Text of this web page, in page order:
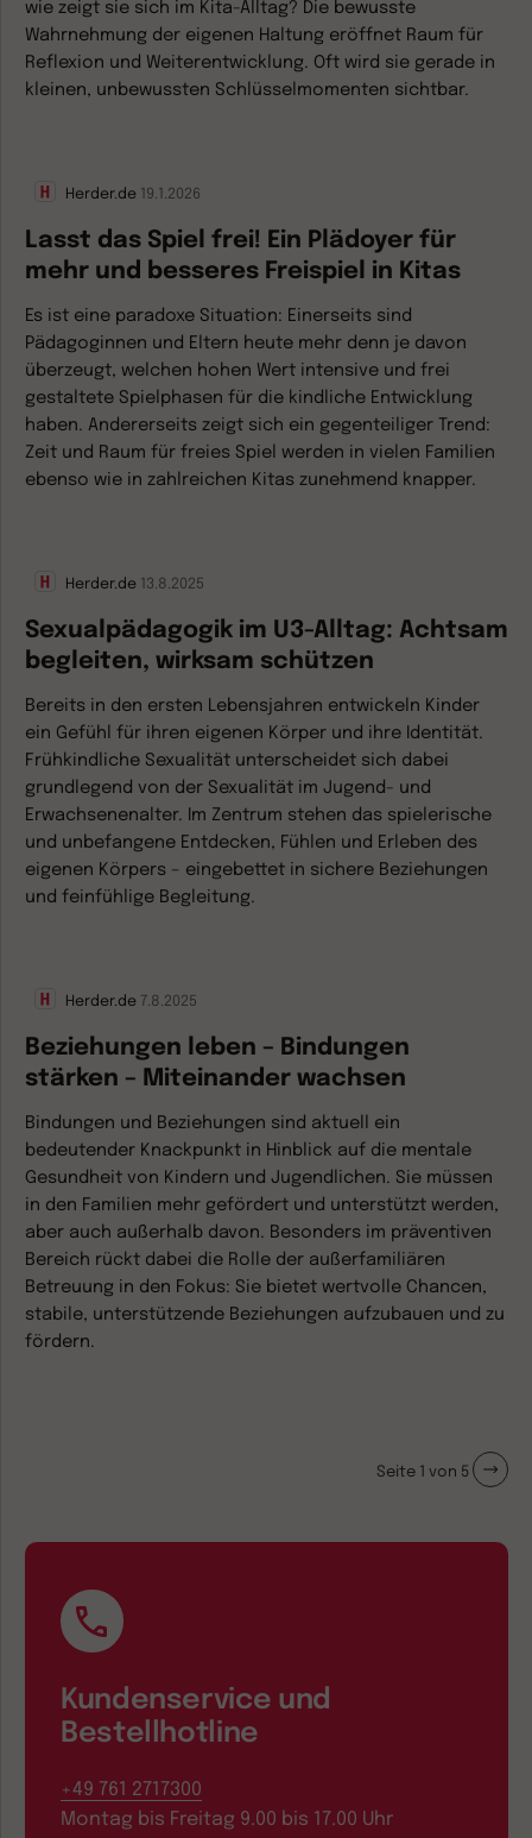
wie zeigt sie sich im Kita-Alltag? Die bewusste
Wahrnehmung der eigenen Haltung eröffnet Raum für
Reflexion und Weiterentwicklung. Oft wird sie gerade in
kleinen, unbewussten Schlüsselmomenten sichtbar.
Herder.de 19.1.2026
Lasst das Spiel frei! Ein Plädoyer für
mehr und besseres Freispiel in Kitas
Es ist eine paradoxe Situation: Einerseits sind
Pädagoginnen und Eltern heute mehr denn je davon
überzeugt, welchen hohen Wert intensive und frei
gestaltete Spielphasen für die kindliche Entwicklung
haben. Andererseits zeigt sich ein gegenteiliger Trend:
Zeit und Raum für freies Spiel werden in vielen Familien
ebenso wie in zahlreichen Kitas zunehmend knapper.
Herder.de 13.8.2025
Sexualpädagogik im U3-Alltag: Achtsam
begleiten, wirksam schützen
Bereits in den ersten Lebensjahren entwickeln Kinder
ein Gefühl für ihren eigenen Körper und ihre Identität.
Frühkindliche Sexualität unterscheidet sich dabei
grundlegend von der Sexualität im Jugend- und
Erwachsenenalter. Im Zentrum stehen das spielerische
und unbefangene Entdecken, Fühlen und Erleben des
eigenen Körpers – eingebettet in sichere Beziehungen
und feinfühlige Begleitung.
Herder.de 7.8.2025
Beziehungen leben – Bindungen
stärken – Miteinander wachsen
Bindungen und Beziehungen sind aktuell ein
bedeutender Knackpunkt in Hinblick auf die mentale
Gesundheit von Kindern und Jugendlichen. Sie müssen
in den Familien mehr gefördert und unterstützt werden,
aber auch außerhalb davon. Besonders im präventiven
Bereich rückt dabei die Rolle der außerfamiliären
Betreuung in den Fokus: Sie bietet wertvolle Chancen,
stabile, unterstützende Beziehungen aufzubauen und zu
fördern.
Seite 1 von 5
Kundenservice und
Bestellhotline
+49 761 2717300
Montag bis Freitag 9.00 bis 17.00 Uhr